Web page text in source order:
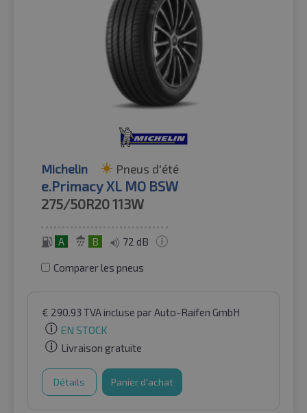
Michelin Pneus d'été
e.Primacy XL MO BSW
275/50R20113W
A B 72 dB
Comparer les pneus
€ 290.93 TVA incluse par Auto-Raifen GmbH
EN STOCK
Livraison gratuite
Détails Panier d'achat